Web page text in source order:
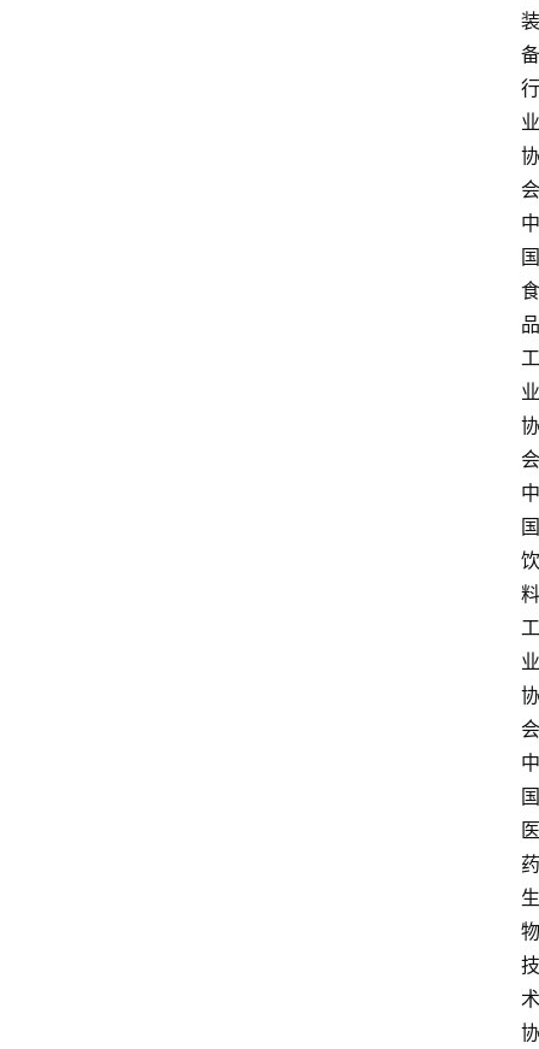
装
备
行
业
协
会
中
国
食
品
工
业
协
会
中
国
饮
料
工
业
协
会
中
国
医
药
生
物
技
术
协